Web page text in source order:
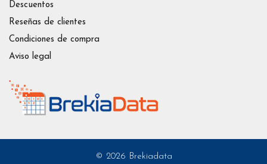
Descuentos
Reseñas de clientes
Condiciones de compra
Aviso legal
© 2026 Brekiadata